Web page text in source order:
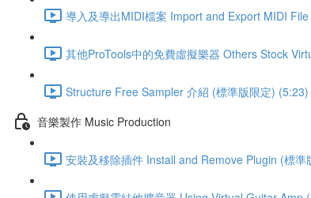
導入及導出MIDI檔案 Import and Export MIDI
其他ProTools中的免費虛擬樂器 Others Stock
Structure Free Sampler 介紹 (標準版限定) (5:23)
音樂製作 Music Production
安裝及移除插件 Install and Remove Plugin (標準